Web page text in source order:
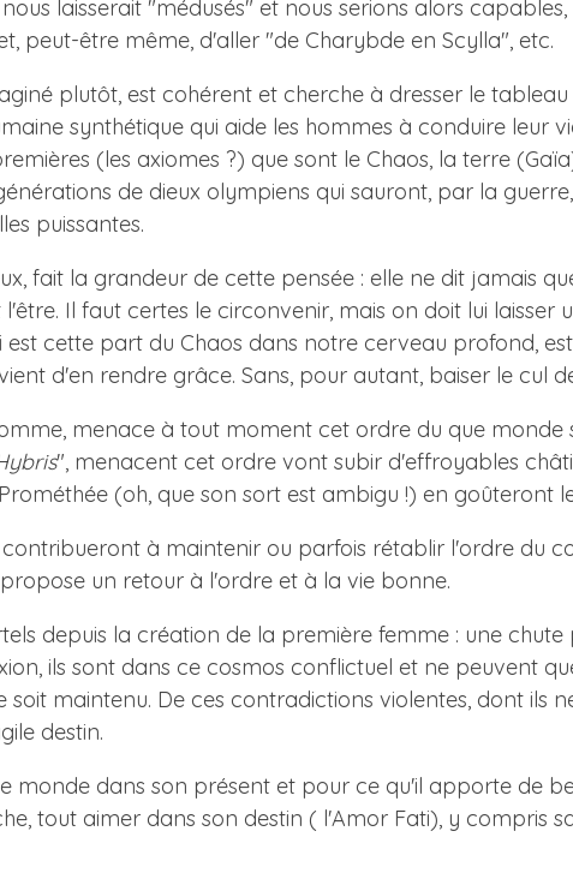
laisserait "médusés" et nous serions alors
peut-être même, d'aller "de Charybde en Scylla", etc.
plutôt, est cohérent et cherche à dresser le
synthétique qui aide les hommes à conduire leur
(les axiomes ?) que sont le Chaos, la terre
de dieux olympiens qui sauront, par la
puissantes.
fait la grandeur de cette pensée : elle ne dit jamais
Il faut certes le circonvenir, mais on doit lui laisser
est cette part du Chaos dans notre cerveau profond,
d'en rendre grâce. Sans, pour autant, baiser le cul
menace à tout moment cet ordre du que monde
", menacent cet ordre vont subir d'effroyables
(oh, que son sort est ambigu !) en goûteront
à maintenir ou parfois rétablir l'ordre du
un retour à l'ordre et à la vie bonne.
depuis la création de la première femme : une chute
ils sont dans ce cosmos conflictuel et ne peuvent
maintenu. De ces contradictions violentes, dont ils
destin.
monde dans son présent et pour ce qu'il apporte de
tout aimer dans son destin ( l'Amor Fati), y compris